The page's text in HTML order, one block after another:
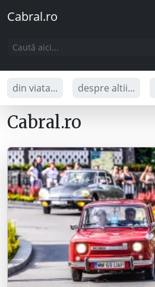
Cabral.ro
din viata... despre altii...
Cabral.ro